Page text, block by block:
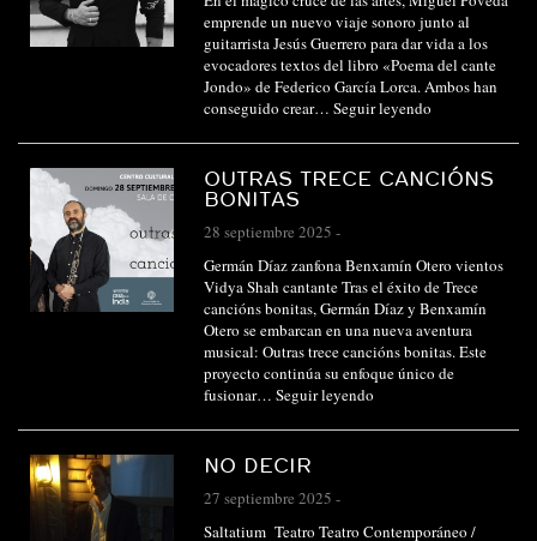
emprende un nuevo viaje sonoro junto al
guitarrista Jesús Guerrero para dar vida a los
evocadores textos del libro «Poema del cante
Jondo» de Federico García Lorca. Ambos han
conseguido crear… Seguir leyendo
OUTRAS TRECE CANCIÓNS
BONITAS
28 septiembre 2025 -
Germán Díaz zanfona Benxamín Otero vientos
Vidya Shah cantante Tras el éxito de Trece
cancións bonitas, Germán Díaz y Benxamín
Otero se embarcan en una nueva aventura
musical: Outras trece cancións bonitas. Este
proyecto continúa su enfoque único de
fusionar… Seguir leyendo
NO DECIR
27 septiembre 2025 -
Saltatium Teatro Teatro Contemporáneo /